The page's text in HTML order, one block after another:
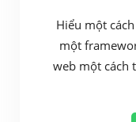
Hiểu một
một
web một cách